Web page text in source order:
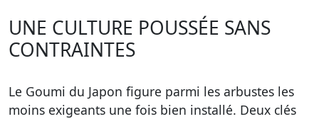
UNE CULTURE POUSSÉE SANS
CONTRAINTES
Le Goumi du Japon figure parmi les arbustes les
moins exigeants une fois bien installé. Deux clés